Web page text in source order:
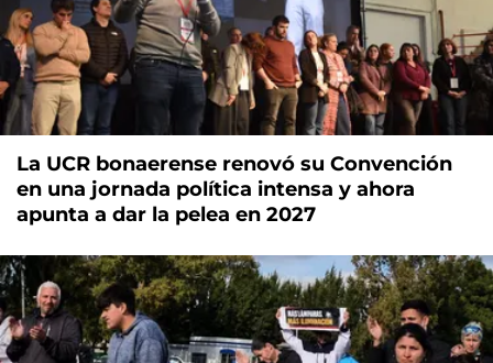
La UCR bonaerense renovó su Convención
en una jornada política intensa y ahora
apunta a dar la pelea en 2027